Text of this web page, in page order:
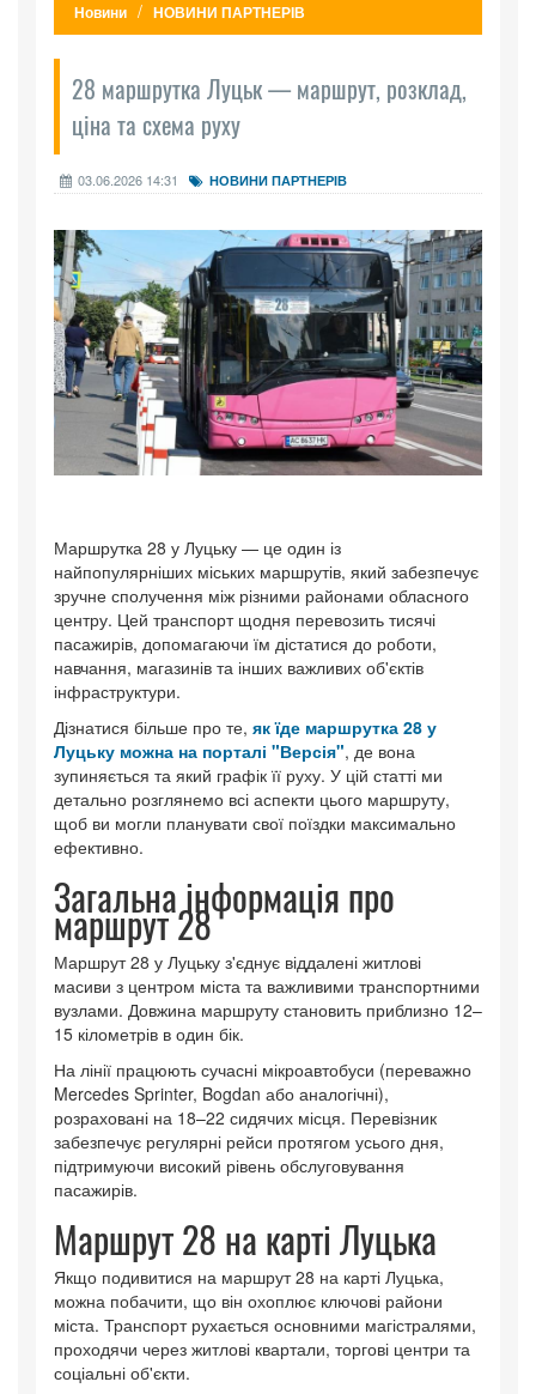
Новини НОВИНИ ПАРТНЕРІВ
28 маршрутка Луцьк — маршрут, розклад,
ціна та схема руху
03.06.2026 14:31 НОВИНИ ПАРТНЕРІВ
Маршрутка 28 у Луцьку — це один із
найпопулярніших міських маршрутів, який забезпечує
зручне сполучення між різними районами обласного
центру. Цей транспорт щодня перевозить тисячі
пасажирів, допомагаючи їм дістатися до роботи,
навчання, магазинів та інших важливих об'єктів
інфраструктури.
Дізнатися більше про те, як їде маршрутка 28 у
Луцьку можна на порталі "Версія", де вона
зупиняється та який графік її руху. У цій статті ми
детально розглянемо всі аспекти цього маршруту,
щоб ви могли планувати свої поїздки максимально
ефективно.
Загальна інформація про
маршрут 28
Маршрут 28 у Луцьку з'єднує віддалені житлові
масиви з центром міста та важливими транспортними
вузлами. Довжина маршруту становить приблизно 12–
15 кілометрів в один бік.
На лінії працюють сучасні мікроавтобуси (переважно
Mercedes Sprinter, Bogdan або аналогічні),
розраховані на 18–22 сидячих місця. Перевізник
забезпечує регулярні рейси протягом усього дня,
підтримуючи високий рівень обслуговування
пасажирів.
Маршрут 28 на карті Луцька
Якщо подивитися на маршрут 28 на карті Луцька,
можна побачити, що він охоплює ключові райони
міста. Транспорт рухається основними магістралями,
проходячи через житлові квартали, торгові центри та
соціальні об'єкти.